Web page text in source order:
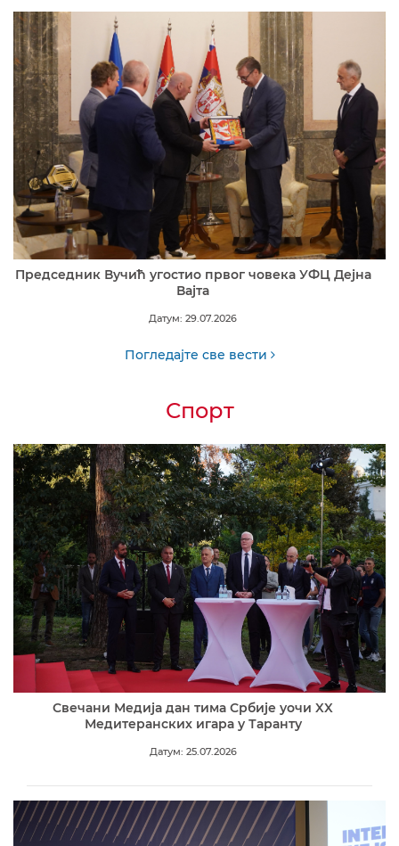
Председник Вучић угостио првог човека УФЦ Дејна
Вајта
Датум: 29.07.2026
Погледајте све вести
Спорт
Свечани Медија дан тима Србије уочи XX
Медитеранских игара у Таранту
Датум: 25.07.2026